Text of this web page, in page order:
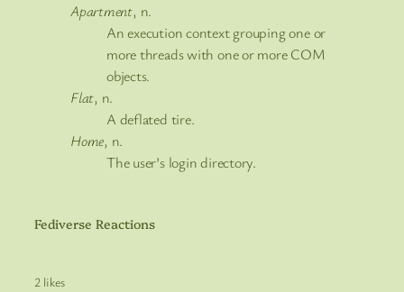
Apartment, n.
An execution context grouping one or
more threads with one or more COM
objects.
Flat, n.
A deflated tire.
Home, n.
The user’s login directory.
Fediverse Reactions
2 likes